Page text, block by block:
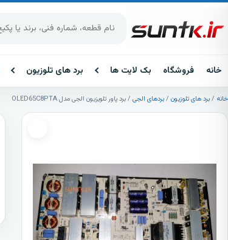
جست‌وجوی محصولات
خانه فروشگاه بک لایت ها برد های تلوزیون
خانه /برد های تلوزیون /بردهای الجی / برد پاور تلویزیون الجی مدل OLED65C8PTA